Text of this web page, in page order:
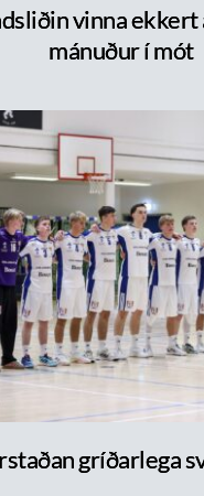
vinna ekkert
mánuður í mót
gríðarlega